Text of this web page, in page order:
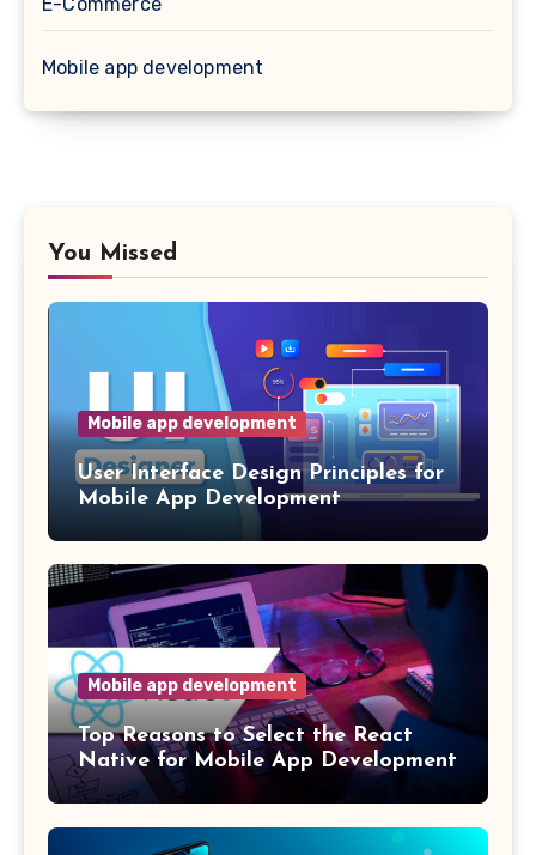
Mobile app development
You Missed
Mobile app development
User Interface Design Principles for
Mobile App Development
Mobile app development
Top Reasons to Select the React
Native for Mobile App Development